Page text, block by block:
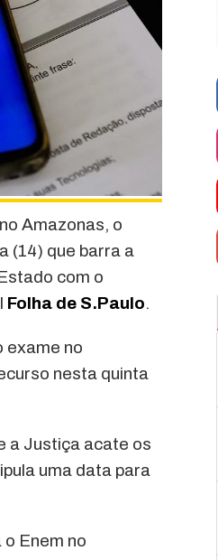
Amazonas, o
(14) que barra a
com o
Folha de S.Paulo.
exame no
nesta quinta
a Justiça acate os
uma data para
Enem no